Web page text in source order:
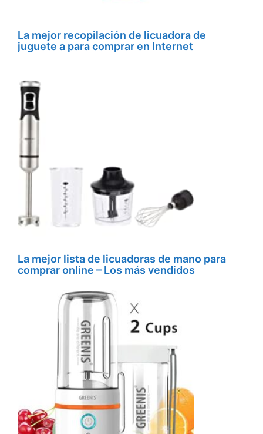
La mejor recopilación de licuadora de
juguete a para comprar en Internet
La mejor lista de licuadoras de mano para
comprar online – Los más vendidos